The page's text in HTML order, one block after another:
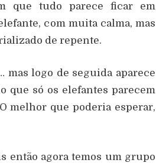
que tudo parece ficar em
com muita calma, mas
de repente.
mas logo de seguida aparece
que só os elefantes parecem
melhor que poderia esperar,
então agora temos um grupo